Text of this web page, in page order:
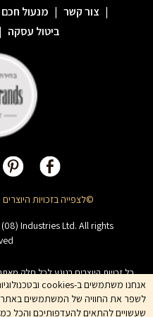
| צור קשר | מנעול
ביטול עסקה |
©לצפייה בזכויות
Industries Ltd. All rights
האתר מיועד לצפייה בלבד. העתקה,
יצירות נגזרות בתוכן המופיע באתר
סימני מסחרי של החברה ואין
לשפר את החוויה של המשתמשים